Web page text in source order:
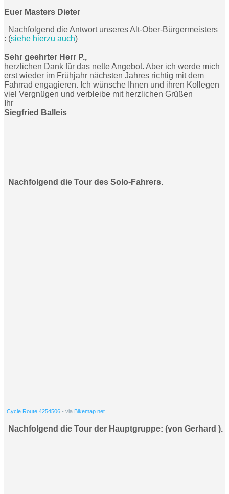
Euer Masters Dieter
Nachfolgend die Antwort unseres Alt-Ober-Bürgermeisters
: (siehe hierzu auch)
Sehr geehrter Herr P.,
herzlichen Dank für das nette Angebot. Aber ich werde mich
erst wieder im Frühjahr nächsten Jahres richtig mit dem
Fahrrad engagieren. Ich wünsche Ihnen und ihren Kollegen
viel Vergnügen und verbleibe mit herzlichen Grüßen
Ihr
Siegfried Balleis
Nachfolgend die Tour des Solo-Fahrers.
Cycle Route 4254506 - via Bikemap.net
Nachfolgend die Tour der Hauptgruppe: (von Gerhard ).